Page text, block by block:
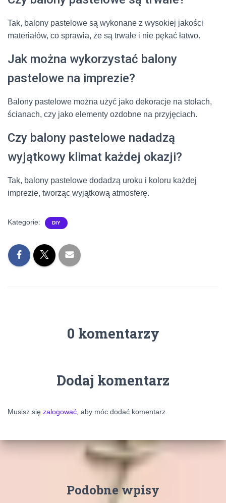
Tak, balony pastelowe są wykonane z wysokiej jakości
materiałów, co sprawia, że są trwałe i nie pękać łatwo.
Jak można wykorzystać balony
pastelowe na imprezie?
Balony pastelowe można użyć jako dekoracje na stołach,
ścianach, czy jako elementy ozdobne na przyjęciach.
Czy balony pastelowe nadadzą
wyjątkowy klimat każdej okazji?
Tak, balony pastelowe dodadzą uroku i koloru każdej
imprezie, tworząc wyjątkową atmosferę.
Kategorie: DIY
0 komentarzy
Dodaj komentarz
Musisz się zalogować , aby móc dodać komentarz.
Podobne wpisy